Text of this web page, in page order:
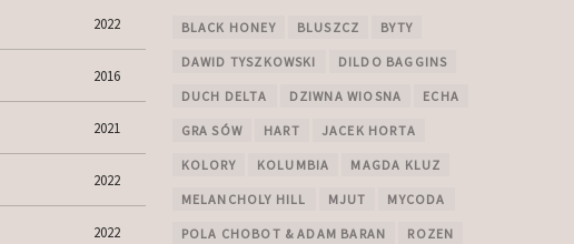
2022
2016
2021
2022
2022
BLACK HONEY BLUSZCZ BYTY
DAWID TYSZKOWSKI DILDO BAGGINS
DUCH DELTA DZIWNA WIOSNA ECHA
GRA SÓW HART JACEK HORTA
KOLORY KOLUMBIA MAGDA KLUZ
MELANCHOLY HILL MJUT MYCODA
POLA CHOBOT & ADAM BARAN ROZEN